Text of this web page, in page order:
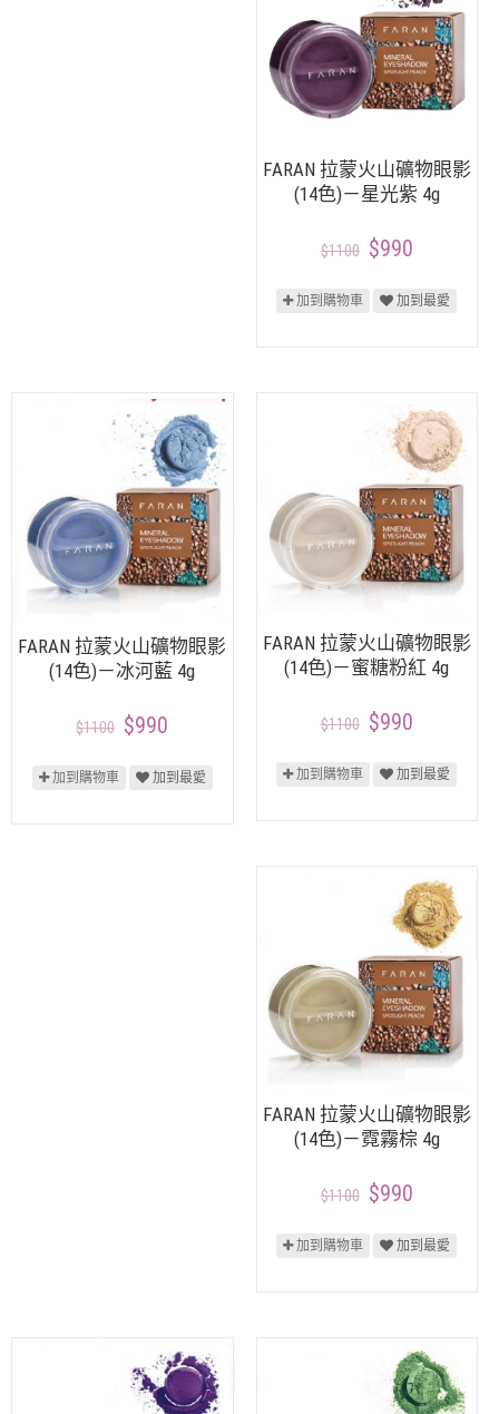
FARAN 拉蒙火山礦物眼影
(14色)－星光紫 4g
$1100 $990
加到購物車 加到最愛
FARAN 拉蒙火山礦物眼影
(14色)－冰河藍 4g
$1100 $990
加到購物車 加到最愛
FARAN 拉蒙火山礦物眼影
(14色)－蜜糖粉紅 4g
$1100 $990
加到購物車 加到最愛
FARAN 拉蒙火山礦物眼影
(14色)－霓霧棕 4g
$1100 $990
加到購物車 加到最愛